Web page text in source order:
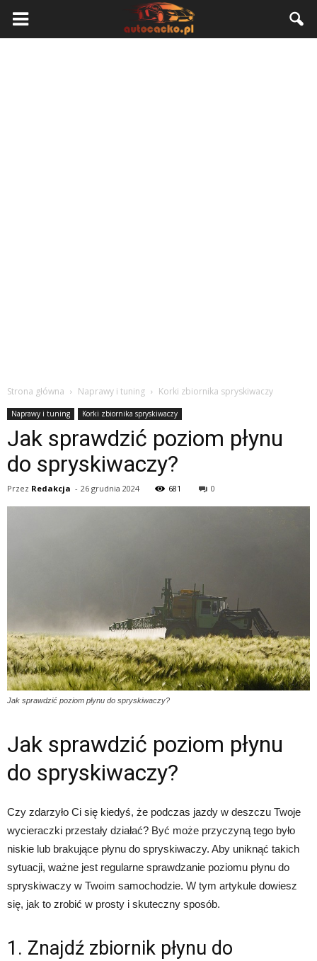
Strona główna Naprawy i tuning Korki zbiornika spryskiwaczy
Naprawy i tuning Korki zbiornika spryskiwaczy
Jak sprawdzić poziom płynu
do spryskiwaczy?
Przez Redakcja - 26 grudnia 2024 681 0
Jak sprawdzić poziom płynu do spryskiwaczy?
Jak sprawdzić poziom płynu
do spryskiwaczy?
Czy zdarzyło Ci się kiedyś, że podczas jazdy w deszczu Twoje
wycieraczki przestały działać? Być może przyczyną tego było
niskie lub brakujące płynu do spryskiwaczy. Aby uniknąć takich
sytuacji, ważne jest regularne sprawdzanie poziomu płynu do
spryskiwaczy w Twoim samochodzie. W tym artykule dowiesz
się, jak to zrobić w prosty i skuteczny sposób.
1. Znajdź zbiornik płynu do